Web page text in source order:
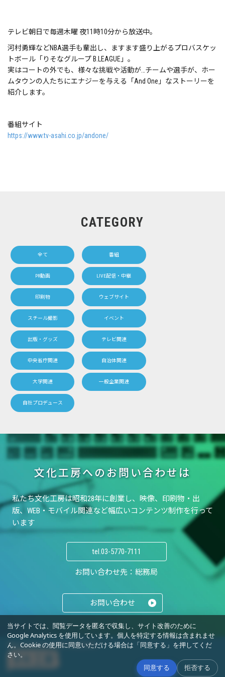
テレビ朝日で毎週木曜 夜11時10分から放送中。
河村勇輝などNBA選手も輩出し、ますます盛り上がるプロバスケッ
トボール「りそなグループ B.LEAGUE」。
実はコートの外でも、様々な挑戦や活動が…チームや選手が、ホー
ムタウンの人たちにエナジーを与える「And One」なストーリーを
紹介します。
番組サイト
https://www.tv-asahi.co.jp/andone/
CATEGORY
全て 番組
PR動画 LIVE配信・中継
印刷物 ウェブサイト
スチール撮影 イベント
出版・グッズ テレビ関連
中央省庁関連 自治体関連
大学関連 一般企業関連
自社プロデュース
文化工房へのお問い合わせは
私たち文化工房は昭和28年に創業し、 映像、印刷物・出
版、WEB・モバイル関連など幅広いコンテンツ制作を行って
います
tel.03-5770-7111
お問い合わせ先：総務局
お問い合わせ
©Bunkakobo ALL RIGHTS RESERVED.
当サイトでは、閲覧データを匿名で収集し、サイト改善のために
Google Analytics を使用しています。個人を特定する情報は含まれませ
ん。Cookie の使用に同意いただける場合は「同意する」を押してくだ
さい。
同意する 拒否する